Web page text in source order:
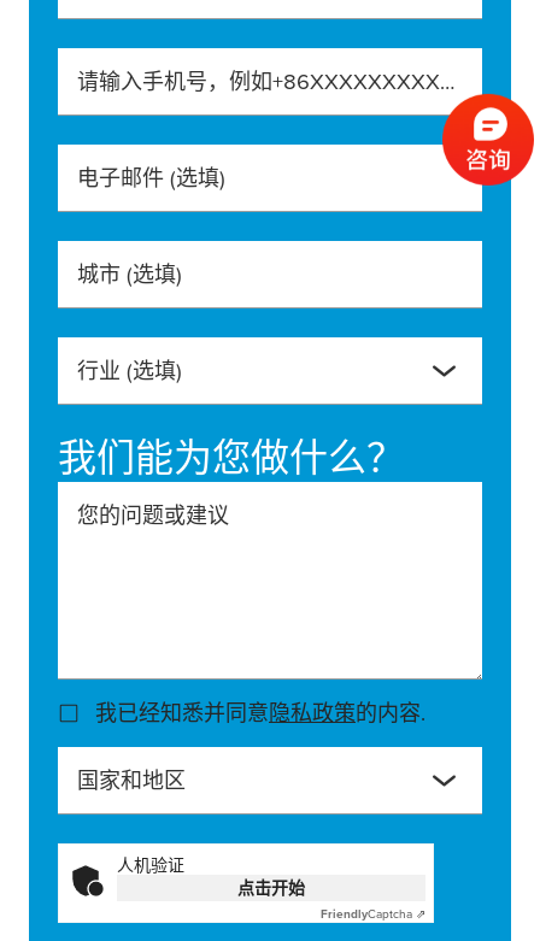
请输入手机号，例如+86XXXXXXXXXXX
电子邮件 (选填)
城市 (选填)
行业 (选填)
我们能为您做什么？
您的问题或建议
我已经知悉并同意隐私政策的内容.
国家和地区
人机验证
点击开始
FriendlyCaptcha ⇗